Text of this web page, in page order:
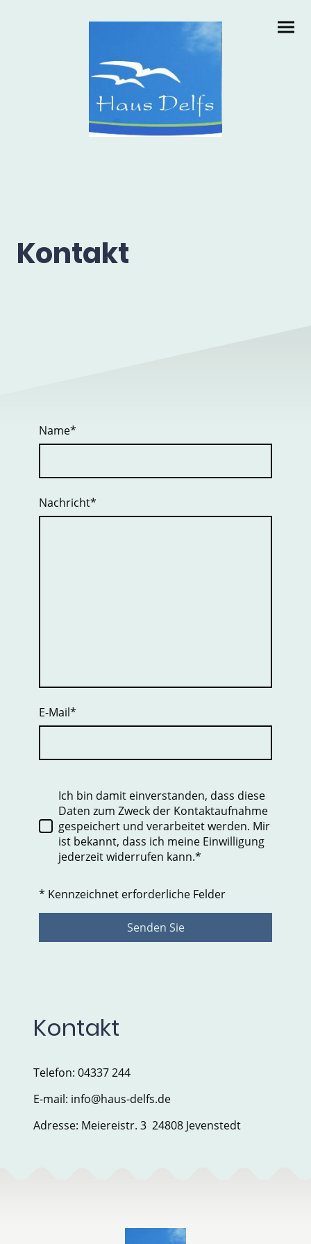
Kontakt
Name*
Nachricht*
E-Mail*
Ich bin damit einverstanden, dass diese
Daten zum Zweck der Kontaktaufnahme
gespeichert und verarbeitet werden. Mir
ist bekannt, dass ich meine Einwilligung
jederzeit widerrufen kann.*
* Kennzeichnet erforderliche Felder
Senden Sie
Kontakt
Telefon: 04337 244
E-mail: info@haus-delfs.de
Adresse: Meiereistr. 3 24808 Jevenstedt